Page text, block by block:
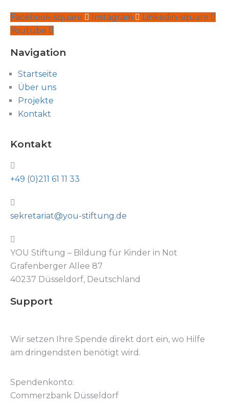
Facebook-square Instagram
Linkedin-square
Youtube
Navigation
Startseite
Über uns
Projekte
Kontakt
Kontakt
+49 (0)211 61 11 33
sekretariat@you-stiftung.de
YOU Stiftung – Bildung für Kinder in Not
Grafenberger Allee 87
40237 Düsseldorf, Deutschland
Support
Wir setzen Ihre Spende direkt dort ein, wo Hilfe
am dringendsten benötigt wird.
Spendenkonto:
Commerzbank Düsseldorf